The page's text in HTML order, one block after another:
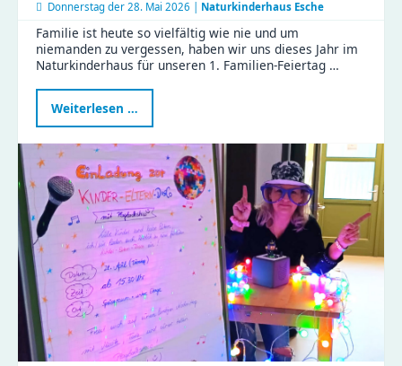
Donnerstag der 28. Mai 2026 | Naturkinderhaus Esche
Familie ist heute so vielfältig wie nie und um
niemanden zu vergessen, haben wir uns dieses Jahr im
Naturkinderhaus für unseren 1. Familien-Feiertag …
Weiterlesen …
Familien-
Feiertag
Naturkinderhaus